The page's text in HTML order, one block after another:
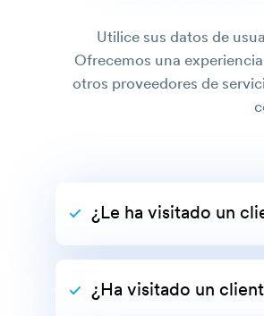
Utilice sus datos de
Ofrecemos una
otros proveedores de
¿Le ha visitado un
¿Ha visitado un